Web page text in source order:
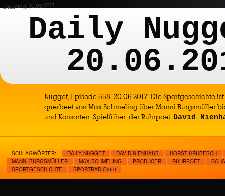
Dienstag, 20.06.2017
Daily
Nugget, Episode 558, 20.06.2017: Die Sportgeschichte
querbeet von Max Schmeling über Manni Burgsmüller
und Konsorten. Spielfüher: der Ruhrpoet, David
SCHLAGWÖRTER: DAILY NUGGET DAVID NIENHAUS
HORST HRUBESCH
MANNI BURGSMÜLLER
MAX SCHMELING PRODUCER RUHRPOET
SPORTGESCHICHTE
SPORTRADIO360